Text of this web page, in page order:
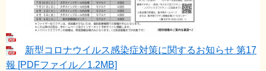
新型コロナウイルス感染症対策に関するお知らせ 第17
報 [PDFファイル／1.2MB]